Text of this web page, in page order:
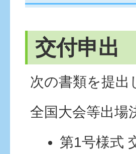
交付申出
次の書類を提出
全国大会等出場
第1号様式